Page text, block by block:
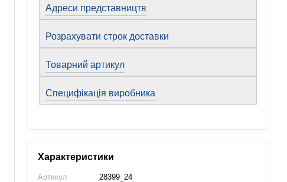
Адреси представництв
Розрахувати строк доставки
Товарний артикул
Специфікація виробника
Характеристики
Артикул
28399_24